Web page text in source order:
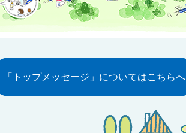
「トップメッセージ」についてはこちらへ